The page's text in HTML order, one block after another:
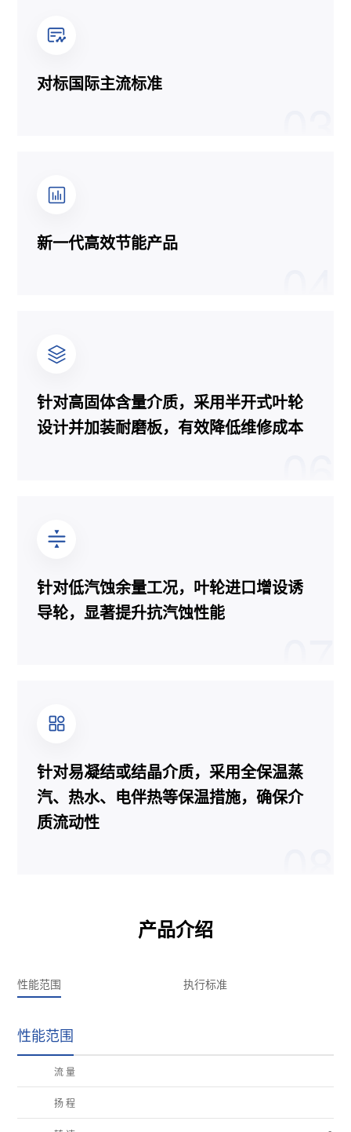
对标国际主流标准
新一代高效节能产品
针对高固体含量介质，采用半开式叶轮
设计并加装耐磨板，有效降低维修成本
针对低汽蚀余量工况，叶轮进口增设诱
导轮，显著提升抗汽蚀性能
针对易凝结或结晶介质，采用全保温蒸
汽、热水、电伴热等保温措施，确保介
质流动性
产品介绍
性能范围 执行标准
性能范围
流 量
扬 程